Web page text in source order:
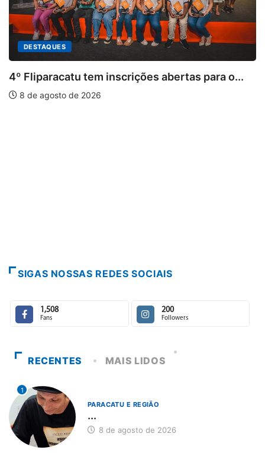
inscrições abertas para o...
SIGAS NOSSAS REDES SOCIAIS
1,508
Fans
200
Followers
RECENTES MAIS LIDOS
1
PARACATU E REGIÃO
...
8 de agosto de 2026